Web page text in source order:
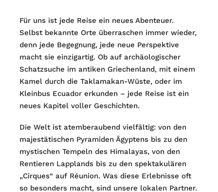
Für uns ist jede Reise ein neues Abenteuer.
Selbst bekannte Orte überraschen immer wieder,
denn jede Begegnung, jede neue Perspektive
macht sie einzigartig. Ob auf archäologischer
Schatzsuche im antiken Griechenland, mit einem
Kamel durch die Taklamakan-Wüste, oder im
Kleinbus Ecuador erkunden – jede Reise ist ein
neues Kapitel voller Geschichten.
Die Welt ist atemberaubend vielfältig: von den
majestätischen Pyramiden Ägyptens bis zu den
mystischen Tempeln des Himalayas, von den
Rentieren Lapplands bis zu den spektakulären
„Cirques“ auf Réunion. Was diese Erlebnisse oft
so besonders macht, sind unsere lokalen Partner.